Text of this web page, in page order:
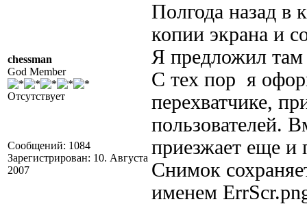
chessman
God Member
Отсутствует
Сообщений: 1084
Зарегистрирован: 10. Августа
2007
Полгода назад в
копии экрана и
Я предложил
С тех пор я
перехватчике,
пользователей.
приезжает еще и
Снимок
именем